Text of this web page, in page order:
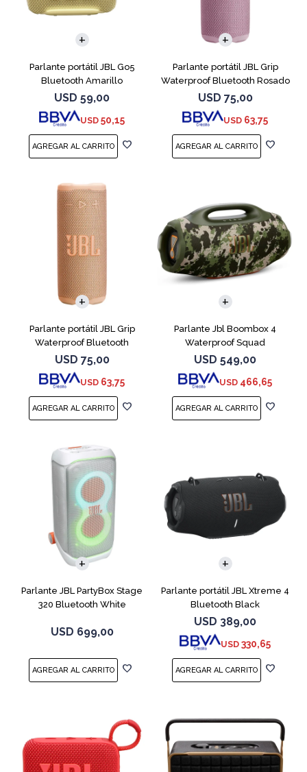
Parlante portátil JBL Go5
Bluetooth Amarillo
USD 59,00
USD 50,15
Parlante portátil JBL Grip
Waterproof Bluetooth Rosado
USD 75,00
USD 63,75
Parlante portátil JBL Grip
Waterproof Bluetooth
Naranja
USD 75,00
USD 63,75
Parlante Jbl Boombox 4
Waterproof Squad
USD 549,00
USD 466,65
Parlante JBL PartyBox Stage
320 Bluetooth White
USD 699,00
Parlante portátil JBL Xtreme 4
Bluetooth Black
USD 389,00
USD 330,65